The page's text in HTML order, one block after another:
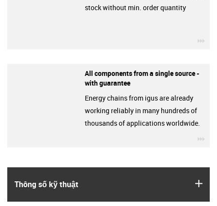
Thông số kỹ thuật
stock without min. order quantity
All components from a single source -
with guarantee
Energy chains from igus are already
working reliably in many hundreds of
thousands of applications worldwide.